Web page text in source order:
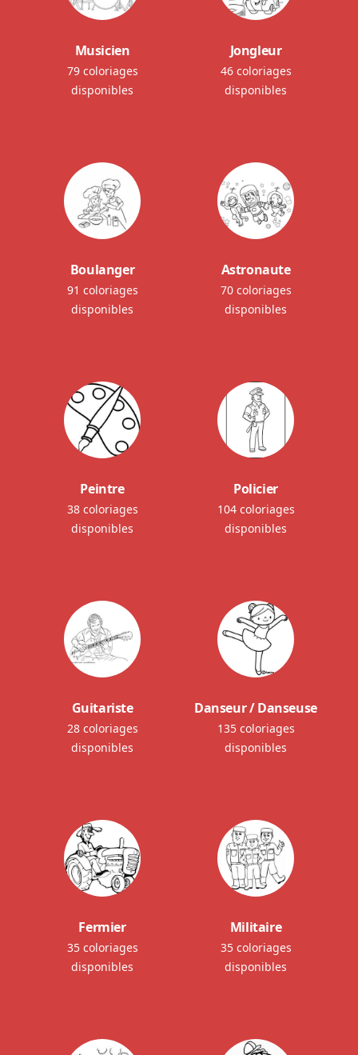
Musicien
79 coloriages
disponibles
Jongleur
46 coloriages
disponibles
Boulanger
91 coloriages
disponibles
Astronaute
70 coloriages
disponibles
Peintre
38 coloriages
disponibles
Policier
104 coloriages
disponibles
Guitariste
28 coloriages
disponibles
Danseur / Danseuse
135 coloriages
disponibles
Fermier
35 coloriages
disponibles
Militaire
35 coloriages
disponibles